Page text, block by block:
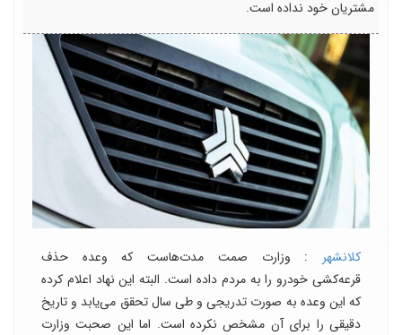
مشتریان خود نداده است.
کلانشهر : وزارت صمت مدت‌هاست که وعده حذف
قرعه‌کشی خودرو را به مردم داده است. البته این نهاد اعلام کرده
که این وعده به صورت تدریجی و طی سال تحقق می‌یابد و تاریخ
دقیقی را برای آن مشخص نکرده است. اما این صحبت وزارت